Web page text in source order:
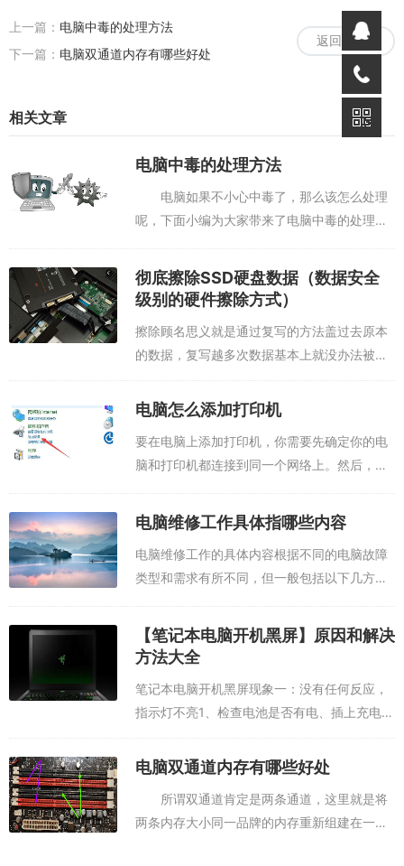
返回列表
上一篇： 电脑中毒的处理方法
下一篇： 电脑双通道内存有哪些好处
相关文章
电脑中毒的处理方法
电脑如果不小心中毒了，那么该怎么处理
呢，下面小编为大家带来了电脑中毒的处理方
脑中毒的处理方法 一、中毒电脑的征
兆 我们怎样知道电脑中病毒了呢?其实电脑
彻底擦除SSD硬盘数据（数据安全
级别的硬件擦除方式）
擦除顾名思义就是通过复写的方法盖过去原本
的数据，复写越多次数据基本上就没办法被恢
复，就如同美国规定的DoD-5220就是复写3-7
次，分别写入00, 11，数次随机数，国家保密
电脑怎么添加打印机
要在电脑上添加打印机，你需要先确定你的电
脑和打印机都连接到同一个网络上。然后，按
选择“设备和打印机”选项。 2. 在“设备和打印
机”窗口中，点击“添...
电脑维修工作具体指哪些内容
电脑维修工作的具体内容根据不同的电脑故障
类型和需求有所不同，但一般包括以下几方
源系统、外围设备的连接与应用，主板、
CPU、网卡、声卡、硬盘、打印机的识别、安
【笔记本电脑开机黑屏】原因和解决
方法大全
笔记本电脑开机黑屏现象一：没有任何反应，
指示灯不亮1、检查电池是否有电、插上充电器
再开机试试；2、检查适配器是否好的，有指示
灯的可以看看是否亮着；3、笔记本开机部分
电脑双通道内存有哪些好处
所谓双通道肯定是两条通道，这里就是将
两条内存大小同一品牌的内存重新组建在一起